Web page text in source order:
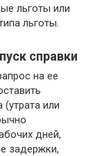
льготы или
льготы.
справки
на ее
(утрата или
дней,
задержки,